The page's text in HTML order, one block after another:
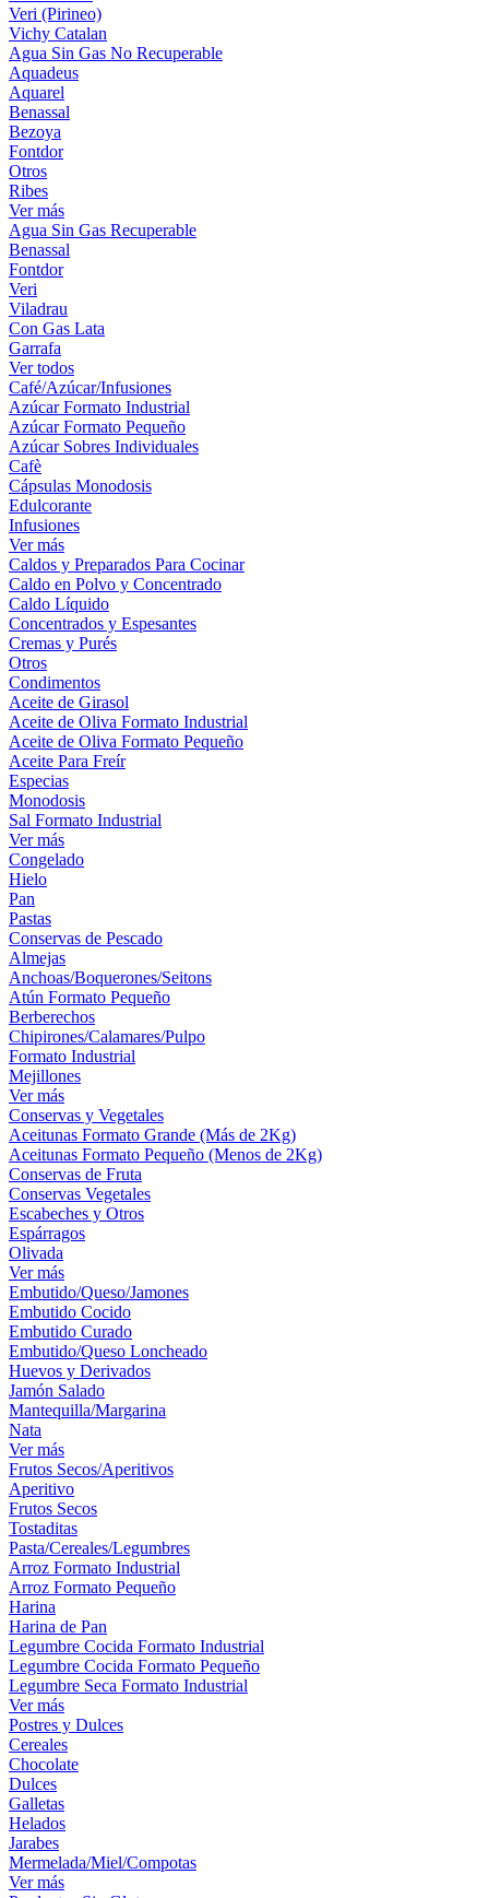
Veri (Pirineo)
Vichy Catalan
Agua Sin Gas No Recuperable
Aquadeus
Aquarel
Benassal
Bezoya
Fontdor
Otros
Ribes
Ver más
Agua Sin Gas Recuperable
Benassal
Fontdor
Veri
Viladrau
Con Gas Lata
Garrafa
Ver todos
Café/Azúcar/Infusiones
Azúcar Formato Industrial
Azúcar Formato Pequeño
Azúcar Sobres Individuales
Cafè
Cápsulas Monodosis
Edulcorante
Infusiones
Ver más
Caldos y Preparados Para Cocinar
Caldo en Polvo y Concentrado
Caldo Líquido
Concentrados y Espesantes
Cremas y Purés
Otros
Condimentos
Aceite de Girasol
Aceite de Oliva Formato Industrial
Aceite de Oliva Formato Pequeño
Aceite Para Freír
Especias
Monodosis
Sal Formato Industrial
Ver más
Congelado
Hielo
Pan
Pastas
Conservas de Pescado
Almejas
Anchoas/Boquerones/Seitons
Atún Formato Pequeño
Berberechos
Chipirones/Calamares/Pulpo
Formato Industrial
Mejillones
Ver más
Conservas y Vegetales
Aceitunas Formato Grande (Más de 2Kg)
Aceitunas Formato Pequeño (Menos de 2Kg)
Conservas de Fruta
Conservas Vegetales
Escabeches y Otros
Espárragos
Olivada
Ver más
Embutido/Queso/Jamones
Embutido Cocido
Embutido Curado
Embutido/Queso Loncheado
Huevos y Derivados
Jamón Salado
Mantequilla/Margarina
Nata
Ver más
Frutos Secos/Aperitivos
Aperitivo
Frutos Secos
Tostaditas
Pasta/Cereales/Legumbres
Arroz Formato Industrial
Arroz Formato Pequeño
Harina
Harina de Pan
Legumbre Cocida Formato Industrial
Legumbre Cocida Formato Pequeño
Legumbre Seca Formato Industrial
Ver más
Postres y Dulces
Cereales
Chocolate
Dulces
Galletas
Helados
Jarabes
Mermelada/Miel/Compotas
Ver más